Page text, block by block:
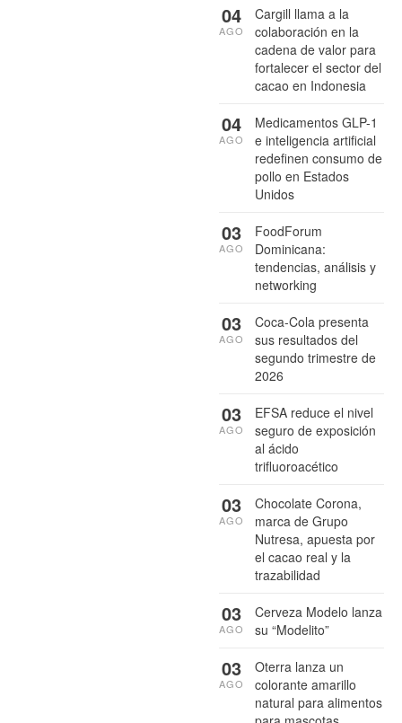
Cargill llama a la
colaboración en la
cadena de valor para
fortalecer el sector del
cacao en Indonesia
04
AGO
Medicamentos GLP-1
e inteligencia artificial
redefinen consumo de
pollo en Estados
Unidos
04
AGO
FoodForum
Dominicana:
tendencias, análisis y
networking
03
AGO
Coca-Cola presenta
sus resultados del
segundo trimestre de
2026
03
AGO
EFSA reduce el nivel
seguro de exposición
al ácido
trifluoroacético
03
AGO
Chocolate Corona,
marca de Grupo
Nutresa, apuesta por
el cacao real y la
trazabilidad
03
AGO
Cerveza Modelo lanza
su “Modelito”
03
AGO
Oterra lanza un
colorante amarillo
natural para alimentos
03
AGO